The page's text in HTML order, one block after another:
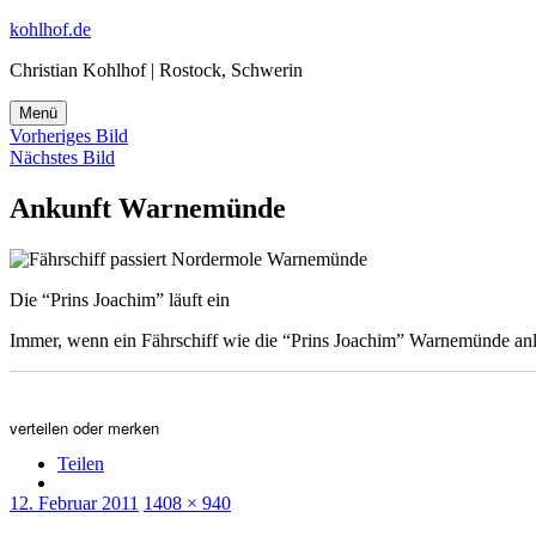
Zum
springen
kohlhof.de
Christian Kohlhof | Rostock, Schwerin
Menü
Vorheriges Bild
Nächstes Bild
Ankunft Warnemünde
Die “Prins Joachim” läuft ein
Immer, wenn ein Fährschiff wie die “Prins Joachim” Warnemünde
verteilen oder merken
Teilen
Veröffentlicht
12. Februar 2011 Originalgröße
1408 × 940